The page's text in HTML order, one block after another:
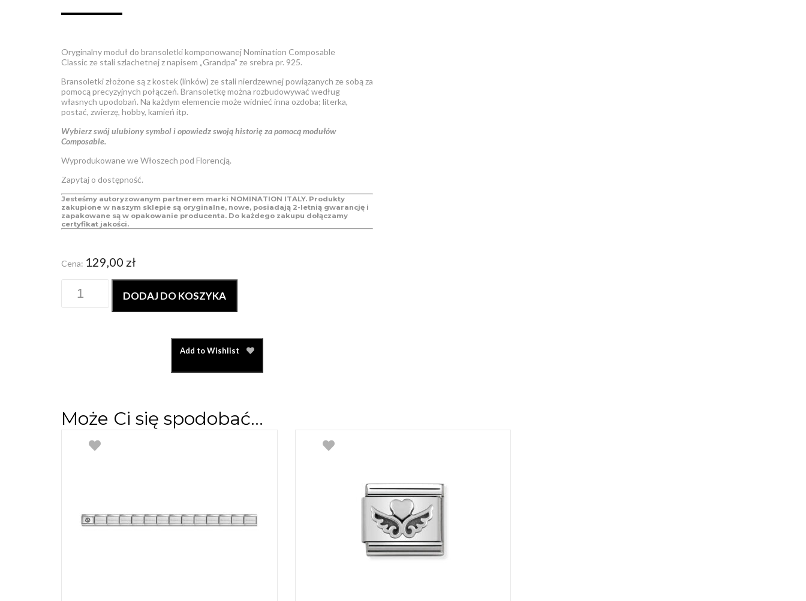
Oryginalny moduł do bransoletki komponowanej Nomination Composable
Classic ze stali szlachetnej z napisem „Grandpa” ze srebra pr. 925.
Bransoletki złożone są z kostek (linków) ze stali nierdzewnej powiązanych ze sobą za
pomocą precyzyjnych połączeń. Bransoletkę można rozbudowywać według
własnych upodobań. Na każdym elemencie może widnieć inna ozdoba; literka,
postać, zwierzę, hobby, kamień itp.
Wybierz swój ulubiony symbol i opowiedz swoją historię za pomocą modułów
Composable.
Wyprodukowane we Włoszech pod Florencją.
Zapytaj o dostępność.
Jesteśmy autoryzowanym partnerem marki NOMINATION ITALY. Produkty
zakupione w naszym sklepie są oryginalne, nowe, posiadają 2-letnią gwarancję i
zapakowane są w opakowanie producenta. Do każdego zakupu dołączamy
certyfikat jakości.
Cena: 129,00 zł
DODAJ DO KOSZYKA
Add to Wishlist
Może Ci się spodobać…